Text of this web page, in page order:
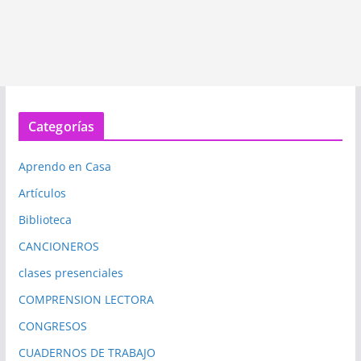
Categorías
Aprendo en Casa
Artículos
Biblioteca
CANCIONEROS
clases presenciales
COMPRENSION LECTORA
CONGRESOS
CUADERNOS DE TRABAJO